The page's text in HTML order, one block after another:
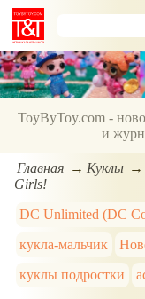
ToyByToy.com -
и
Главная Куклы
Girls!
DC Unlimited (DC
кукла-мальчик
куклы подростки